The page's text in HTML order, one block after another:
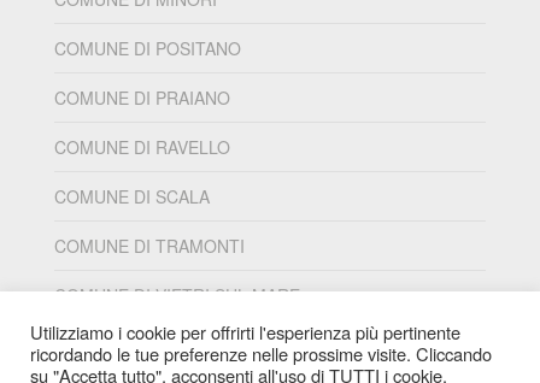
COMUNE DI POSITANO
COMUNE DI PRAIANO
COMUNE DI RAVELLO
COMUNE DI SCALA
COMUNE DI TRAMONTI
COMUNE DI VIETRI SUL MARE
Utilizziamo i cookie per offrirti l'esperienza più pertinente
ricordando le tue preferenze nelle prossime visite. Cliccando
su "Accetta tutto", acconsenti all'uso di TUTTI i cookie.